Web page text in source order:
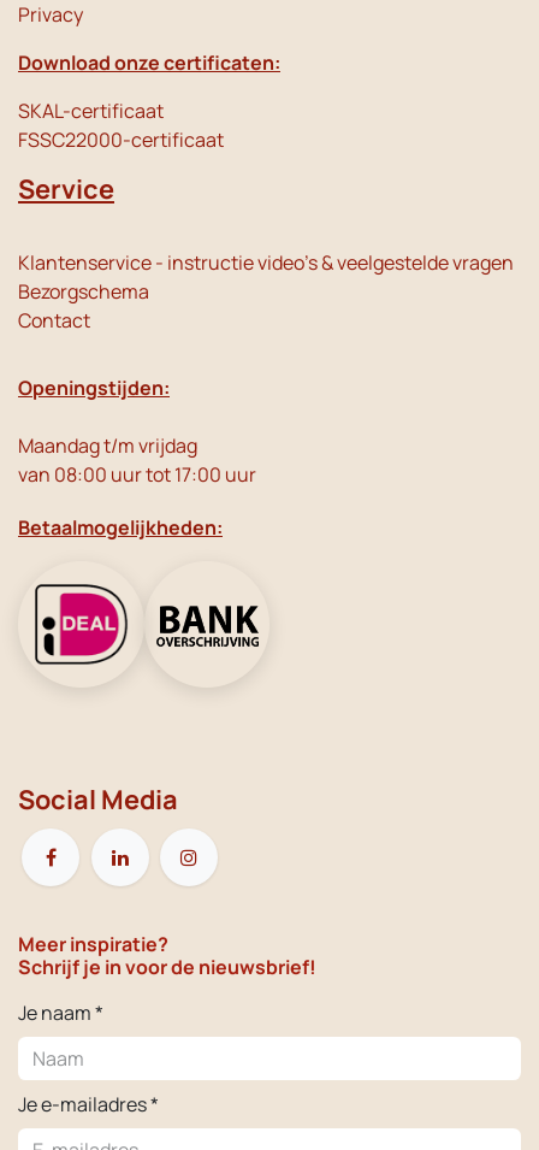
Privacy
Download onze certificaten:
SKAL-certificaat
FSSC22000-certificaat
Service
Klantenservice - instructie video's & veelgestelde vragen
Bezorgschema
Contact
Openingstijden:
Maandag t/m vrijdag
van 08:00 uur tot 17:00 uur
Betaalmogelijkheden:
Social Media
Meer inspiratie?
Schrijf je in voor de nieuwsbrief!
Je naam *
Je e-mailadres *